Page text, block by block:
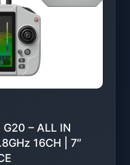
– ALL IN
16CH | 7″